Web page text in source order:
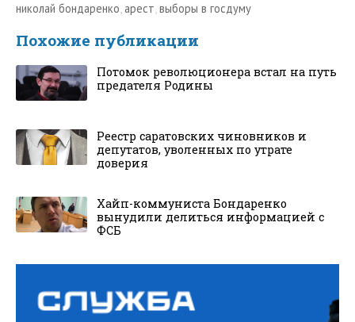
николай бондаренко, арест,выборы в госдуму
Похожие публикации
Потомок революционера встал на путь
предателя Родины
Реестр саратовских чиновников и
депутатов, уволенных по утрате
доверия
Хайп-коммуниста Бондаренко
вынудили делиться информацией с
ФСБ